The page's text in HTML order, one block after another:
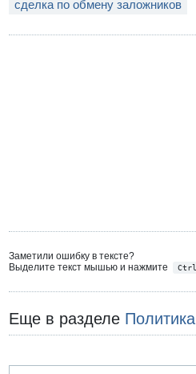
сделка по обмену заложников
Заметили ошибку в тексте?
Выделите текст мышью и нажмите
Ctrl
Еще в разделе Политика